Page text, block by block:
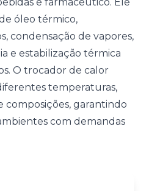
óleo térmico,
condensação de vapores,
e estabilização térmica
O trocador de calor
temperaturas,
composições, garantindo
com demandas